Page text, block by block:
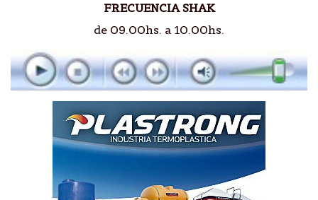
FRECUENCIA SHAK
de 09.00hs. a 10.00hs.